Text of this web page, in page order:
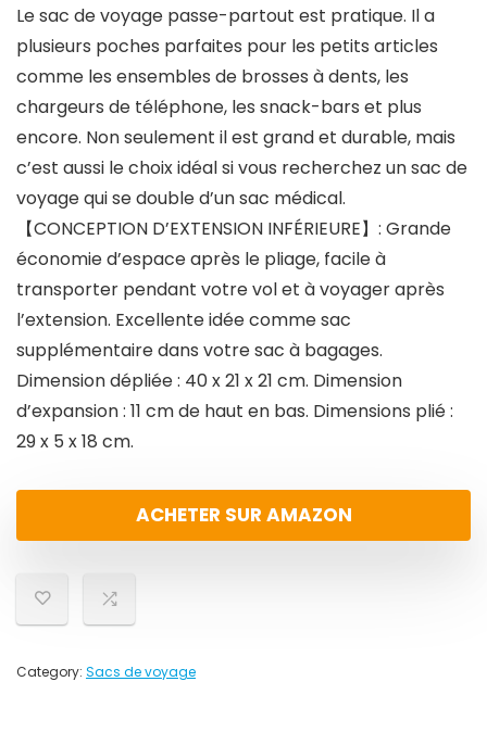
Le sac de voyage passe-partout est pratique. Il a
plusieurs poches parfaites pour les petits articles
comme les ensembles de brosses à dents, les
chargeurs de téléphone, les snack-bars et plus
encore. Non seulement il est grand et durable, mais
c’est aussi le choix idéal si vous recherchez un sac de
voyage qui se double d’un sac médical.
【CONCEPTION D’EXTENSION INFÉRIEURE】: Grande
économie d’espace après le pliage, facile à
transporter pendant votre vol et à voyager après
l’extension. Excellente idée comme sac
supplémentaire dans votre sac à bagages.
Dimension dépliée : 40 x 21 x 21 cm. Dimension
d’expansion : 11 cm de haut en bas. Dimensions plié :
29 x 5 x 18 cm.
ACHETER SUR AMAZON
Category: Sacs de voyage